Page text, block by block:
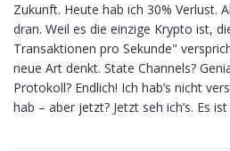
Zukunft. Heute hab ich 30% Verlust.
dran. Weil es die einzige Krypto ist,
Transaktionen pro Sekunde"
neue Art denkt. State Channels?
Protokoll? Endlich! Ich hab’s nicht
hab – aber jetzt? Jetzt seh ich’s. Es